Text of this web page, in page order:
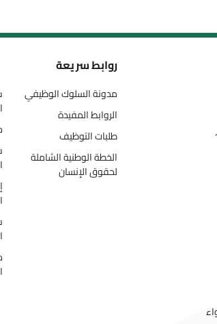
روابط سريعة
مدونة السلوك الوظيفي
الروابط المفيدة
طلبات التوظيف
الخطة الوطنية الشاملة
لحقوق الإنسان
سياسة
حقوق النشر
شروط
الاستخدام